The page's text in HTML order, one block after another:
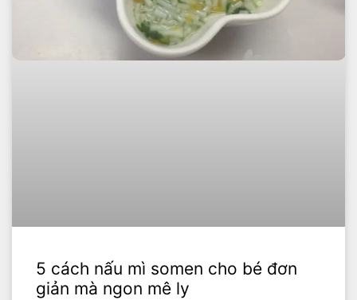
5 cách nấu mì somen cho bé đơn
giản mà ngon mê ly